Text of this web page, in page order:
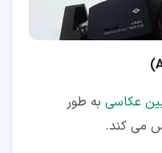
)
عکاسی به طور
می کند.